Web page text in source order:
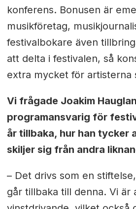
konferens. Bonusen är
musikföretag,
festivalbokare även
att delta i festivalen, så
extra mycket för artisterna
Vi frågade Joakim
programansvarig för
år tillbaka, hur han tycker
skiljer sig från andra
– Det drivs som en
går tillbaka till denna. Vi är